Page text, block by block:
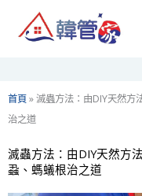
首頁»滅蟲方法：由DIY天然方
治之道
滅蟲方法：由DIY天然方
蝨、螞蟻根治之道